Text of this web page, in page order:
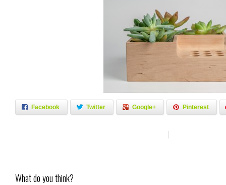
Facebook Twitter Google+ Pinterest
What do you think?